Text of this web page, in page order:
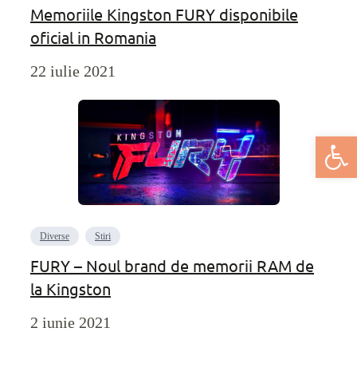
Deschide
Memoriile Kingston FURY disponibile
oficial in Romania
22 iulie 2021
Diverse Stiri
FURY – Noul brand de memorii RAM de
la Kingston
2 iunie 2021